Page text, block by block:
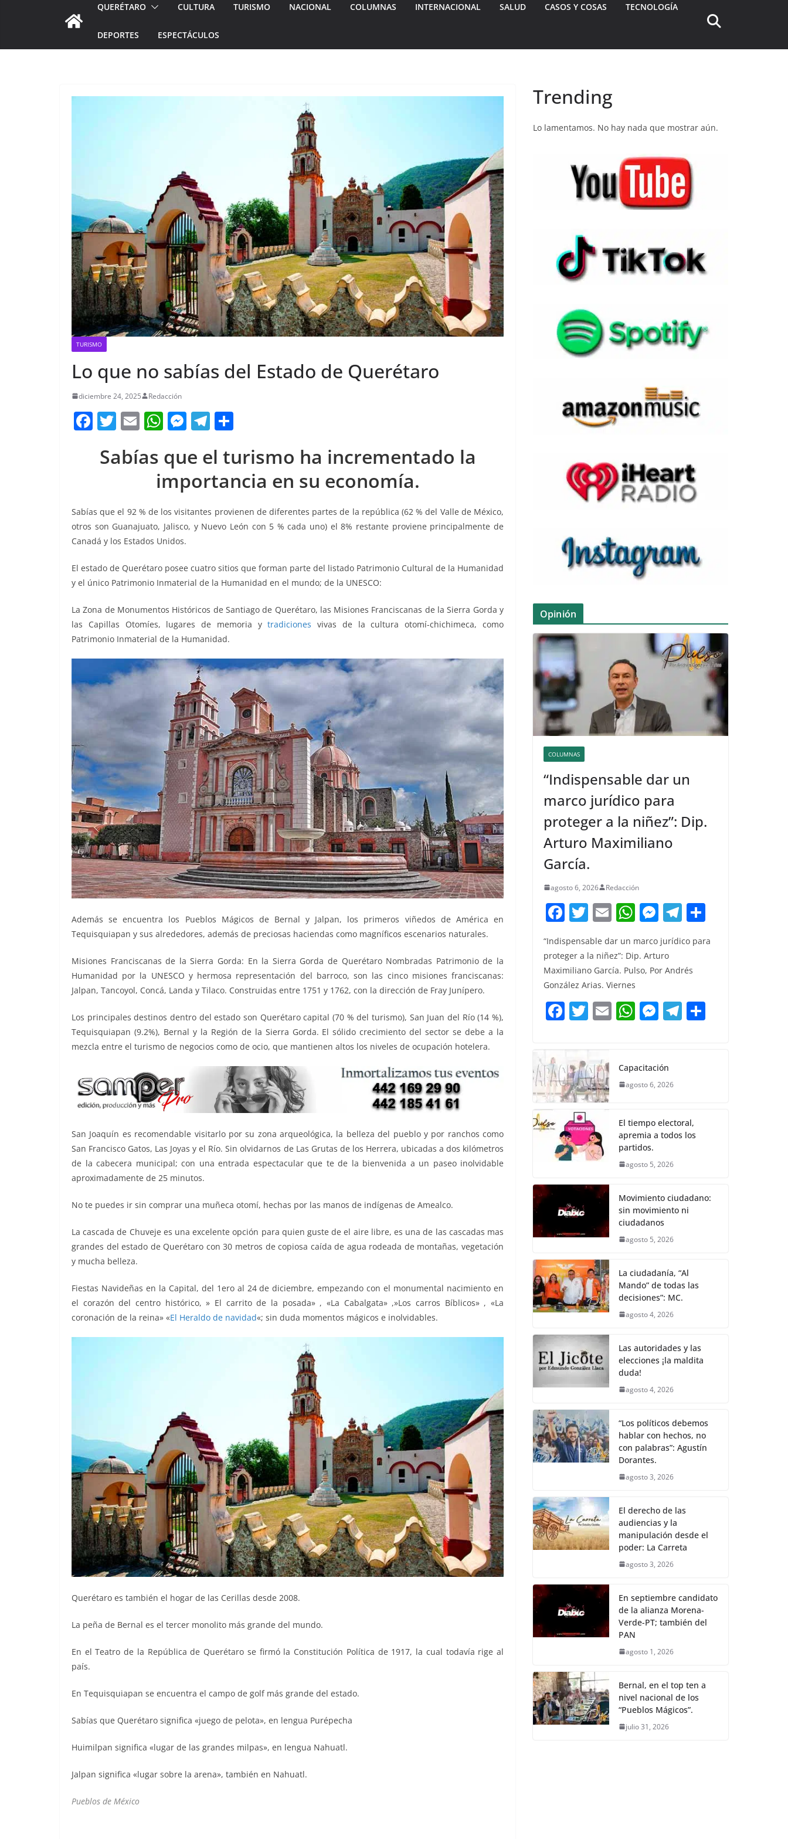
QUERÉTARO CULTURA TURISMO NACIONAL COLUMNAS INTERNACIONAL SALUD CASOS Y COSAS TECNOLOGÍA
DEPORTES ESPECTÁCULOS
TURISMO
Lo que no sabías del Estado de Querétaro
diciembre 24, 2025 Redacción
F
a
c
o
o
k
T
w
itt
E
m
ai
W
h
at
s
A
p
p
M
e
ss
e
n
g
er
T
el
e
gr
a
m
m
p
ar
tir
Sabías que el turismo ha incrementado la
importancia en su economía.
Sabías que el 92 % de los visitantes provienen de diferentes partes de la república (62 % del Valle de México,
otros son Guanajuato, Jalisco, y Nuevo León con 5 % cada uno) el 8% restante proviene principalmente de
Canadá y los Estados Unidos.
El estado de Querétaro posee cuatro sitios que forman parte del listado Patrimonio Cultural de la Humanidad
y el único Patrimonio Inmaterial de la Humanidad en el mundo; de la UNESCO:
La Zona de Monumentos Históricos de Santiago de Querétaro, las Misiones Franciscanas de la Sierra Gorda y
las Capillas Otomíes, lugares de memoria ytradiciones vivas de la cultura otomí-chichimeca, como
Patrimonio Inmaterial de la Humanidad.
Además se encuentra los Pueblos Mágicos de Bernal y Jalpan, los primeros viñedos de América en
Tequisquiapan y sus alrededores, además de preciosas haciendas como magníficos escenarios naturales.
Misiones Franciscanas de la Sierra Gorda: En la Sierra Gorda de Querétaro Nombradas Patrimonio de la
Humanidad por la UNESCO y hermosa representación del barroco, son las cinco misiones franciscanas:
Jalpan, Tancoyol, Concá, Landa y Tilaco. Construidas entre 1751 y 1762, con la dirección de Fray Junípero.
Los principales destinos dentro del estado son Querétaro capital (70 % del turismo), San Juan del Río (14 %),
Tequisquiapan (9.2%), Bernal y la Región de la Sierra Gorda. El sólido crecimiento del sector se debe a la
mezcla entre el turismo de negocios como de ocio, que mantienen altos los niveles de ocupación hotelera.
San Joaquín es recomendable visitarlo por su zona arqueológica, la belleza del pueblo y por ranchos como
San Francisco Gatos, Las Joyas y el Río. Sin olvidarnos de Las Grutas de los Herrera, ubicadas a dos kilómetros
de la cabecera municipal; con una entrada espectacular que te de la bienvenida a un paseo inolvidable
aproximadamente de 25 minutos.
No te puedes ir sin comprar una muñeca otomí, hechas por las manos de indígenas de Amealco.
La cascada de Chuveje es una excelente opción para quien guste de el aire libre, es una de las cascadas mas
grandes del estado de Querétaro con 30 metros de copiosa caída de agua rodeada de montañas, vegetación
y mucha belleza.
Fiestas Navideñas en la Capital, del 1ero al 24 de diciembre, empezando con el monumental nacimiento en
el corazón del centro histórico, » El carrito de la posada» , «La Cabalgata» ,»Los carros Bíblicos» , «La
coronación de la reina» «El Heraldo de navidad«; sin duda momentos mágicos e inolvidables.
Querétaro es también el hogar de las Cerillas desde 2008.
La peña de Bernal es el tercer monolito más grande del mundo.
En el Teatro de la República de Querétaro se firmó la Constitución Política de 1917, la cual todavía rige al
país.
En Tequisquiapan se encuentra el campo de golf más grande del estado.
Sabías que Querétaro significa «juego de pelota», en lengua Purépecha
Huimilpan significa «lugar de las grandes milpas», en lengua Nahuatl.
Jalpan significa «lugar sobre la arena», también en Nahuatl.
Pueblos de México
Trending
Lo lamentamos. No hay nada que mostrar aún.
Opinión
COLUMNAS
“Indispensable dar un
marco jurídico para
proteger a la niñez”: Dip.
Arturo Maximiliano
García.
agosto 6, 2026 Redacción
F
c
e
b
o
o
k
T
w
itt
er
E
ai
l
W
at
s
p
p
M
e
ss
e
g
er
T
e
gr
m
m
“Indispensable dar un marco jurídico para
proteger a la niñez”: Dip. Arturo
Maximiliano García. Pulso, Por Andrés
González Arias. Viernes
F
c
e
b
o
o
k
T
itt
er
E W
s
A
p
M
e
n
er
T
Capacitación
agosto 6, 2026
El tiempo electoral,
apremia a todos los
partidos.
agosto 5, 2026
Movimiento ciudadano:
sin movimiento ni
ciudadanos
agosto 5, 2026
La ciudadanía, “Al
Mando” de todas las
decisiones”: MC.
agosto 4, 2026
Las autoridades y las
elecciones ¡la maldita
duda!
agosto 4, 2026
“Los políticos debemos
hablar con hechos, no
con palabras”: Agustín
Dorantes.
agosto 3, 2026
El derecho de las
audiencias y la
manipulación desde el
poder: La Carreta
agosto 3, 2026
En septiembre candidato
de la alianza Morena-
Verde-PT; también del
PAN
agosto 1, 2026
Bernal, en el top ten a
nivel nacional de los
“Pueblos Mágicos”.
julio 31, 2026